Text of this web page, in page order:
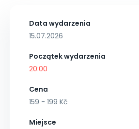
Data wydarzenia
15.07.2026
Początek wydarzenia
20:00
Cena
159 - 199 Kč
Miejsce